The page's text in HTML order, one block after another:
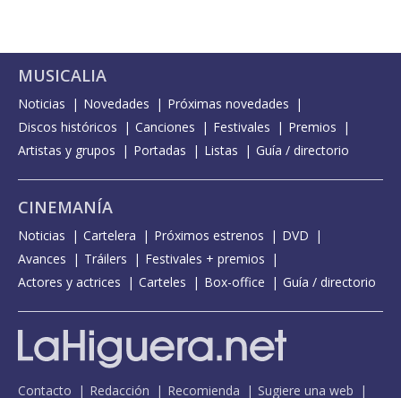
MUSICALIA
Noticias Novedades
Próximas novedades
Discos históricos
Canciones Festivales
Premios
Artistas y grupos
Portadas Listas Guía / directorio
CINEMANÍA
Noticias Cartelera Próximos estrenos
DVD
Avances
Tráilers
Festivales + premios
Actores y actrices
Carteles Box-office Guía / directorio
Contacto Redacción Recomienda Sugiere una web